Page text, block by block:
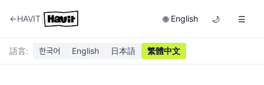
←HAVIT 🌐 English 🌙 ☰
語言: 한국어 English 日本語 繁體中文